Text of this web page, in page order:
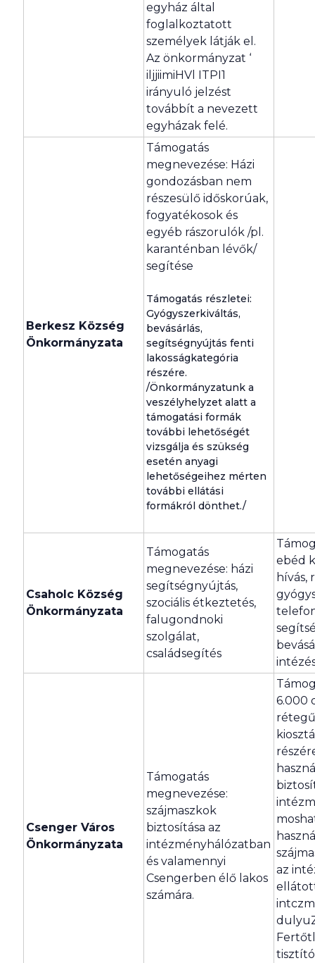
egyház által
foglalkoztatott
személyek látják el.
Az önkormányzat ‘
iljjiimiHVl ITPI1
irányuló jelzést
továbbít a nevezett
egyházak felé.
Berkesz Község
Önkormányzata
Támogatás
megnevezése: Házi
gondozásban nem
részesülő időskorúak,
fogyatékosok és
egyéb rászorulók /pl.
karanténban lévők/
segítése
Támogatás részletei:
Gyógyszerkiváltás,
bevásárlás,
segítségnyújtás fenti
lakosságkategória
részére.
/Önkormányzatunk a
veszélyhelyzet alatt a
támogatási formák
további lehetőségét
vizsgálja és szükség
esetén anyagi
lehetőségeihez mérten
további ellátási
formákról dönthet./
Csaholc Község
Önkormányzata
Támogatás
megnevezése: házi
segítségnyújtás,
szociális étkeztetés,
falugondnoki
szolgálat,
családsegítés
ebéd
hívás,
Csenger Város
Önkormányzata
Támogatás
megnevezése:
szájmaszkok
biztosítása az
intézményhálózatban
és valamennyi
Csengerben élő lakos
számára.
6.000
az